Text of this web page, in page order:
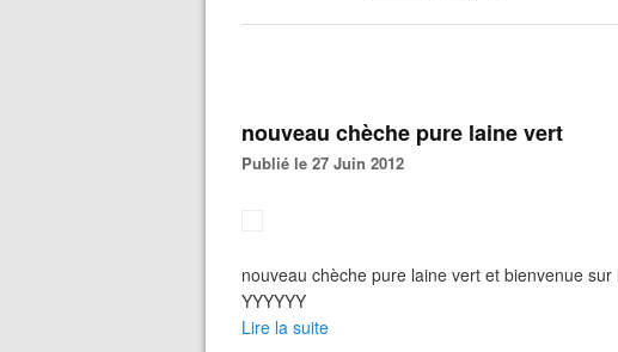
nouveau chèche pure laine vert
Publié le 27 Juin 2012
nouveau chèche pure laine vert et bienvenue
YYYYYY
Lire la suite